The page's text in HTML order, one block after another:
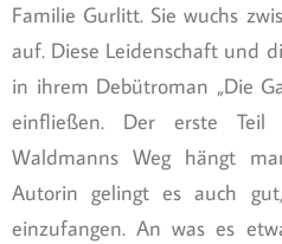
Familie Gurlitt. Sie wuchs
auf. Diese Leidenschaft und
in ihrem Debütroman „Die
einfließen. Der erste Teil
Waldmanns Weg hängt
Autorin gelingt es auch
einzufangen. An was es